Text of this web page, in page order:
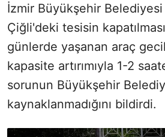
İzmir Büyükşehir
Çiğli'deki tesisin
günlerde yaşanan araç
kapasite artırımıyla 1-2
sorunun Büyükşehir
kaynaklanmadığını bildirdi.